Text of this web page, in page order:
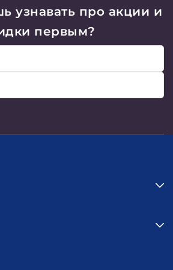
узнавать про акции и
первым?